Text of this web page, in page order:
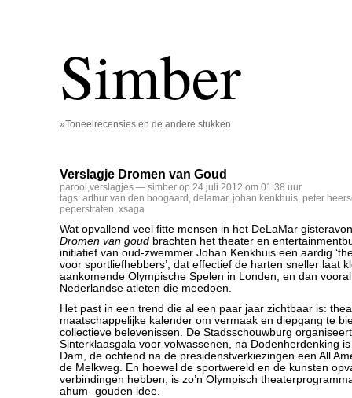
Simber
»Toneelrecensies en de andere stukken
Verslagje Dromen van Goud
parool ,verslagjes — simber op 24 juli 2012 om 01:38 uur
tags: arthur van den boogaard , delamar, johan kenkhuis, peter
peperstraten, xsaga
Wat opvallend veel fitte mensen in het DeLaMar
Dromen van goud brachten het theater en
initiatief van oud-zwemmer Johan Kenkhuis een aardig
voor sportliefhebbers’, dat effectief de harten sneller laat
aankomende Olympische Spelen in Londen, en dan
Nederlandse atleten die meedoen.
Het past in een trend die al een paar jaar zichtbaar is:
maatschappelijke kalender om vermaak en diepgang te
collectieve belevenissen. De Stadsschouwburg
Sinterklaasgala voor volwassenen, na Dodenherdenking
Dam, de ochtend na de presidenstverkiezingen een All
de Melkweg. En hoewel de sportwereld en de kunsten
verbindingen hebben, is zo’n Olympisch
ahum- gouden idee.